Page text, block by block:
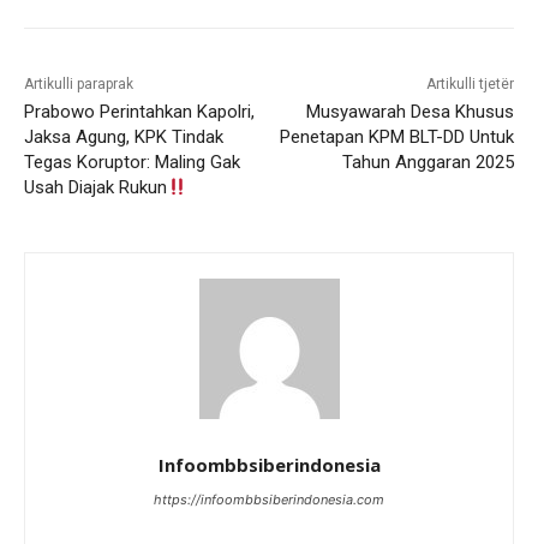
Artikulli paraprak
Prabowo Perintahkan Kapolri,
Jaksa Agung, KPK Tindak
Tegas Koruptor: Maling Gak
Usah Diajak Rukun
Artikulli tjetër
Musyawarah Desa Khusus
Penetapan KPM BLT-DD Untuk
Tahun Anggaran 2025
Infoombbsiberindonesia
https://infoombbsiberindonesia.com